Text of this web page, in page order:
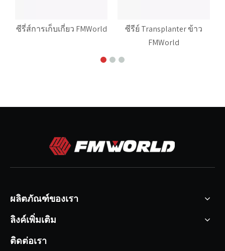
ซีรี่ส์การเก็บเกี่ยว FMWorld
ซีรีย์ Transplanter ข้าว
FMWorld
ผลิตภัณฑ์ของเรา
ลิงค์เพิ่มเติม
ติดต่อเรา